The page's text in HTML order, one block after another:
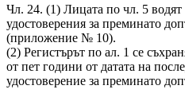
Чл. 24. (1) Лицата по чл. 5 водят
удостоверения за преминато
(приложение № 10).
(2) Регистърът по ал. 1 се
от пет години от датата на
удостоверение за преминато